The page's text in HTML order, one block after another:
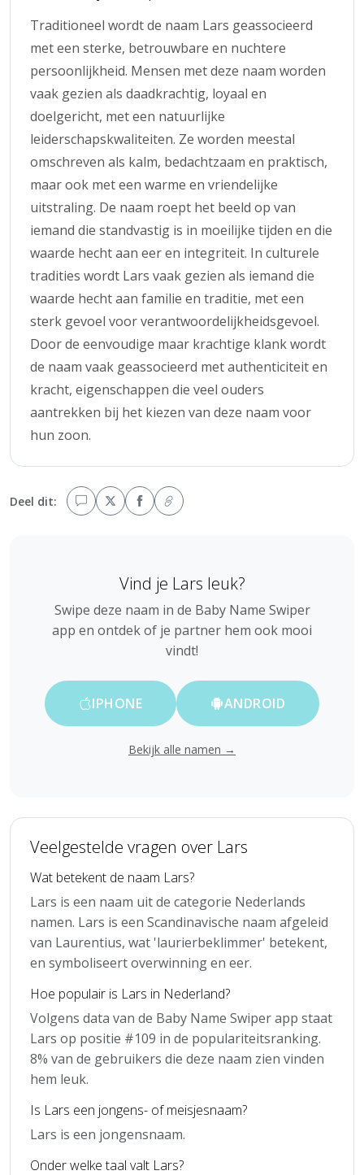
Traditioneel wordt de naam Lars geassocieerd
met een sterke, betrouwbare en nuchtere
persoonlijkheid. Mensen met deze naam worden
vaak gezien als daadkrachtig, loyaal en
doelgericht, met een natuurlijke
leiderschapskwaliteiten. Ze worden meestal
omschreven als kalm, bedachtzaam en praktisch,
maar ook met een warme en vriendelijke
uitstraling. De naam roept het beeld op van
iemand die standvastig is in moeilijke tijden en die
waarde hecht aan eer en integriteit. In culturele
tradities wordt Lars vaak gezien als iemand die
waarde hecht aan familie en traditie, met een
sterk gevoel voor verantwoordelijkheidsgevoel.
Door de eenvoudige maar krachtige klank wordt
de naam vaak geassocieerd met authenticiteit en
kracht, eigenschappen die veel ouders
aantrekken bij het kiezen van deze naam voor
hun zoon.
Deel dit:
Vind je Lars leuk?
Swipe deze naam in de Baby Name Swiper
app en ontdek of je partner hem ook mooi
vindt!
IPHONE ANDROID
Bekijk alle namen →
Veelgestelde vragen over Lars
Wat betekent de naam Lars?
Lars is een naam uit de categorie Nederlands
namen. Lars is een Scandinavische naam afgeleid
van Laurentius, wat 'laurierbeklimmer' betekent,
en symboliseert overwinning en eer.
Hoe populair is Lars in Nederland?
Volgens data van de Baby Name Swiper app staat
Lars op positie #109 in de populariteitsranking.
8% van de gebruikers die deze naam zien vinden
hem leuk.
Is Lars een jongens- of meisjesnaam?
Lars is een jongensnaam.
Onder welke taal valt Lars?